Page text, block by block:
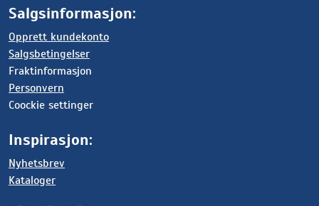
Salgsinformasjon:
Opprett kundekonto
Salgsbetingelser
Fraktinformasjon
Personvern
Coockie settinger
Inspirasjon:
Nyhetsbrev
Kataloger